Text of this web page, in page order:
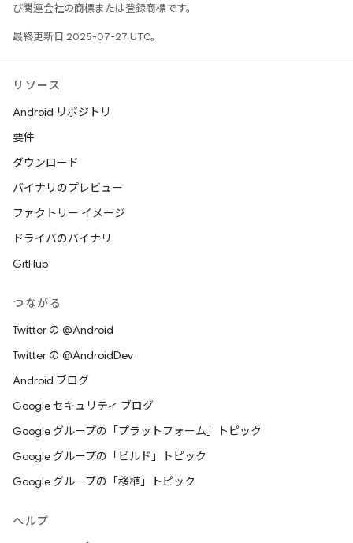
び関連会社の商標または登録商標です。
最終更新日 2025-07-27 UTC。
リソース
Android リポジトリ
要件
ダウンロード
バイナリのプレビュー
ファクトリー イメージ
ドライバのバイナリ
GitHub
つながる
Twitter の @Android
Twitter の @AndroidDev
Android ブログ
Google セキュリティ ブログ
Google グループの「プラットフォーム」トピック
Google グループの「ビルド」トピック
Google グループの「移植」トピック
ヘルプ